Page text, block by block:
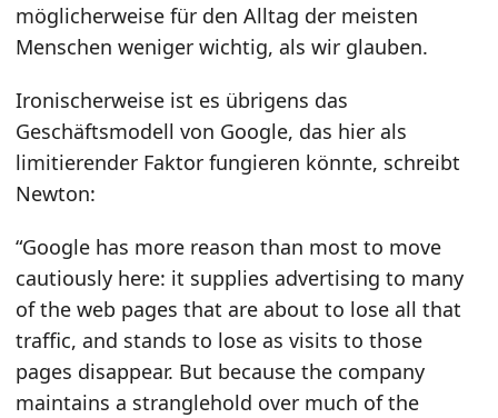
möglicherweise für den Alltag der meisten
Menschen weniger wichtig, als wir glauben.
Ironischerweise ist es übrigens das
Geschäftsmodell von Google, das hier als
limitierender Faktor fungieren könnte, schreibt
Newton:
“Google has more reason than most to move
cautiously here: it supplies advertising to many
of the web pages that are about to lose all that
traffic, and stands to lose as visits to those
pages disappear. But because the company
maintains a stranglehold over much of the